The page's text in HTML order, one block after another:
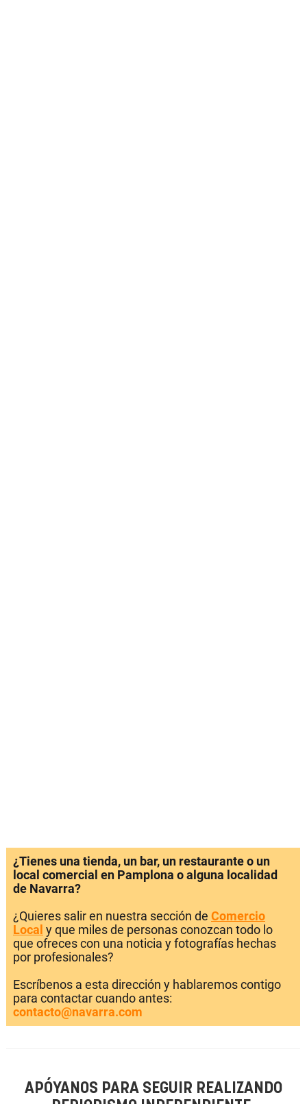
¿Tienes una tienda, un bar, un restaurante o un
local comercial en Pamplona o alguna localidad
de Navarra?
¿Quieres salir en nuestra sección de Comercio
Local y que miles de personas conozcan todo lo
que ofreces con una noticia y fotografías hechas
por profesionales?
Escríbenos a esta dirección y hablaremos contigo
para contactar cuando antes:
contacto@navarra.com
APÓYANOS PARA SEGUIR REALIZANDO